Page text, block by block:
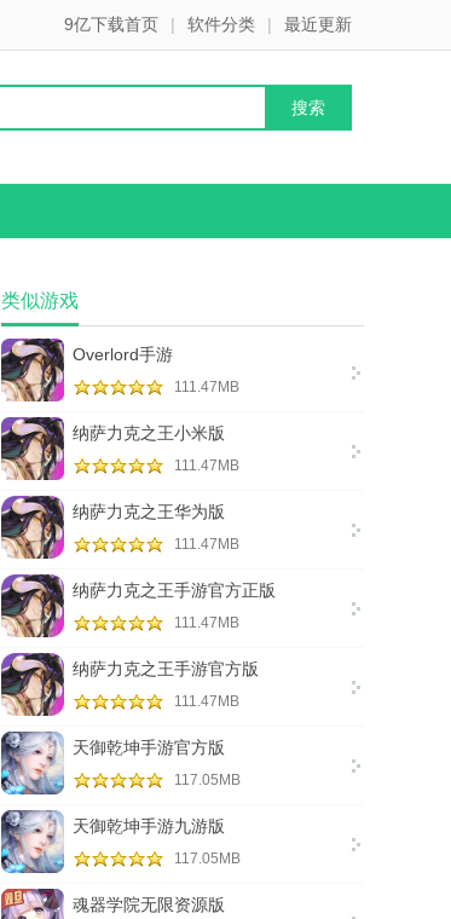
9亿下载首页 | 软件分类 | 最近更新
类似游戏
Overlord手游
111.47MB
纳萨力克之王小米版
111.47MB
纳萨力克之王华为版
111.47MB
纳萨力克之王手游官方正版
111.47MB
纳萨力克之王手游官方版
111.47MB
天御乾坤手游官方版
117.05MB
天御乾坤手游九游版
117.05MB
魂器学院无限资源版